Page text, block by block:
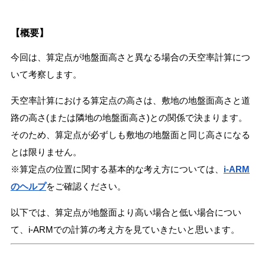
【概要】
今回は、算定点が地盤面高さと異なる場合の天空率計算につ
いて考察します。
天空率計算における算定点の高さは、敷地の地盤面高さと道
路の高さ(または隣地の地盤面高さ)との関係で決まります。
そのため、算定点が必ずしも敷地の地盤面と同じ高さになる
とは限りません。
※算定点の位置に関する基本的な考え方については、 i-ARM
のヘルプをご確認ください。
以下では、算定点が地盤面より高い場合と低い場合につい
て、i-ARMでの計算の考え方を見ていきたいと思います。